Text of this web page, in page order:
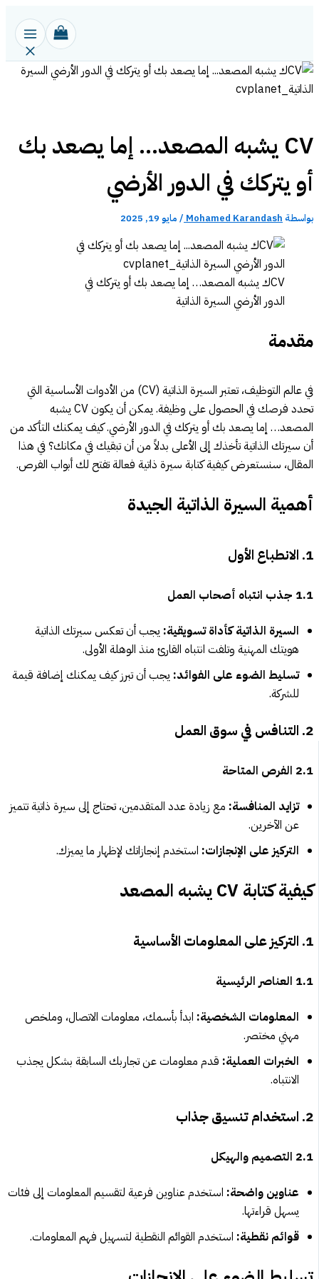
CV يشبه المصعد… إما يصعد بك
أو يتركك في الدور الأرضي
بواسطة Mohamed Karandash
/ مايو 19, 2025
CVك يشبه المصعد… إما يصعد بك أو يتركك في
الدور الأرضي السيرة الذاتية
مقدمة
في عالم التوظيف، تعتبر السيرة الذاتية (CV) من الأدوات الأساسية التي
تحدد فرصك في الحصول على وظيفة. يمكن أن يكون CV يشبه
المصعد… إما يصعد بك أو يتركك في الدور الأرضي. كيف يمكنك التأكد من
أن سيرتك الذاتية تأخذك إلى الأعلى بدلاً من أن تبقيك في مكانك؟ في هذا
المقال، سنستعرض كيفية كتابة سيرة ذاتية فعالة تفتح لك أبواب الفرص.
أهمية السيرة الذاتية الجيدة
1. الانطباع الأول
1.1 جذب انتباه أصحاب العمل
السيرة الذاتية كأداة تسويقية: يجب أن تعكس سيرتك الذاتية
هويتك المهنية وتلفت انتباه القارئ منذ الوهلة الأولى.
تسليط الضوء على الفوائد: يجب أن تبرز كيف يمكنك إضافة قيمة
للشركة.
2. التنافس في سوق العمل
2.1 الفرص المتاحة
تزايد المنافسة: مع زيادة عدد المتقدمين، تحتاج إلى سيرة ذاتية تتميز
عن الآخرين.
التركيز على الإنجازات: استخدم إنجازاتك لإظهار ما يميزك.
كيفية كتابة CV يشبه المصعد
1. التركيز على المعلومات الأساسية
1.1 العناصر الرئيسية
المعلومات الشخصية: ابدأ بأسمك، معلومات الاتصال، وملخص
مهني مختصر.
الخبرات العملية: قدم معلومات عن تجاربك السابقة بشكل يجذب
الانتباه.
2. استخدام تنسيق جذاب
2.1 التصميم والهيكل
عناوين واضحة: استخدم عناوين فرعية لتقسيم المعلومات إلى فئات
يسهل قراءتها.
قوائم نقطية: استخدم القوائم النقطية لتسهيل فهم المعلومات.